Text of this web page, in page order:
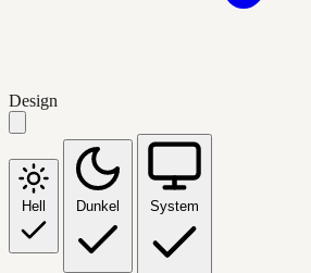
Design
Hell Dunkel System